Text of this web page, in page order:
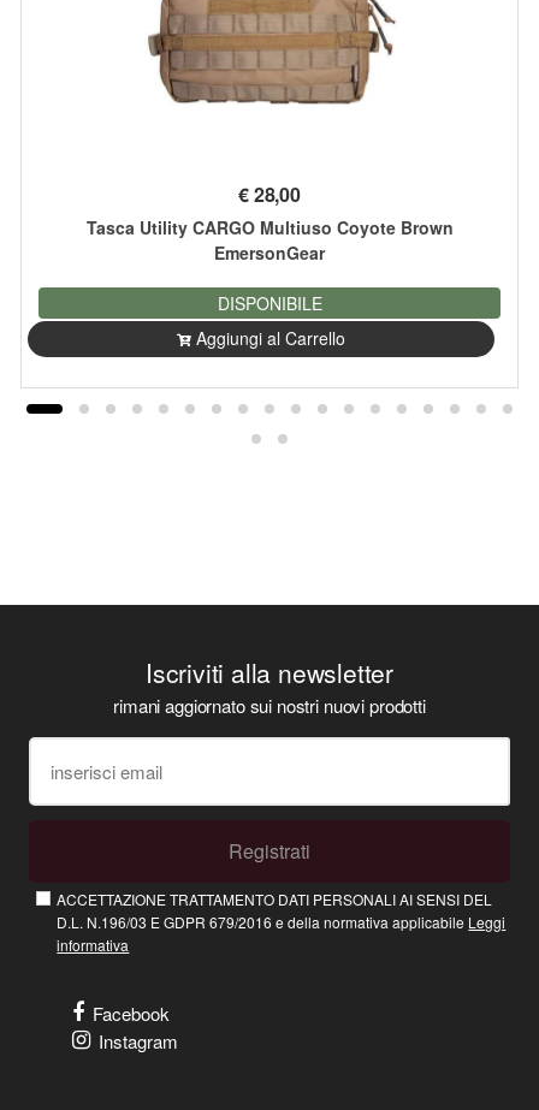
€28,00
Tasca Utility CARGO Multiuso Coyote Brown
EmersonGear
DISPONIBILE
Aggiungi al Carrello
Iscriviti alla newsletter
rimani aggiornato sui nostri nuovi prodotti
Registrati
ACCETTAZIONE TRATTAMENTO DATI PERSONALI AI SENSI DEL
D.L. N.196/03 E GDPR 679/2016 e della normativa applicabile Leggi
informativa
Facebook
Instagram